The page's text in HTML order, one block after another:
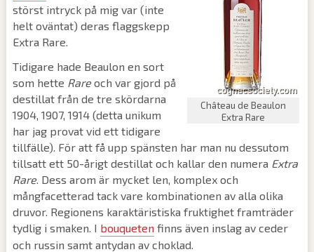
Château de Beaulon
Extra Rare
störst intryck på mig var (inte
helt oväntat) deras flaggskepp
Extra Rare.
Tidigare hade Beaulon en sort
som hette Rareoch var gjord på
destillat från de tre skördarna
1904, 1907, 1914 (detta unikum
har jag provat vid ett tidigare
tillfälle). För att få upp spänsten har man nu dessutom
tillsatt ett 50-årigt destillat och kallar den numera Extra
Rare. Dess arom är mycket len, komplex och
mångfacetterad tack vare kombinationen av alla olika
druvor. Regionens karaktäristiska fruktighet framträder
tydlig i smaken. I bouqueten finns även inslag av ceder
och russin samt antydan av choklad.